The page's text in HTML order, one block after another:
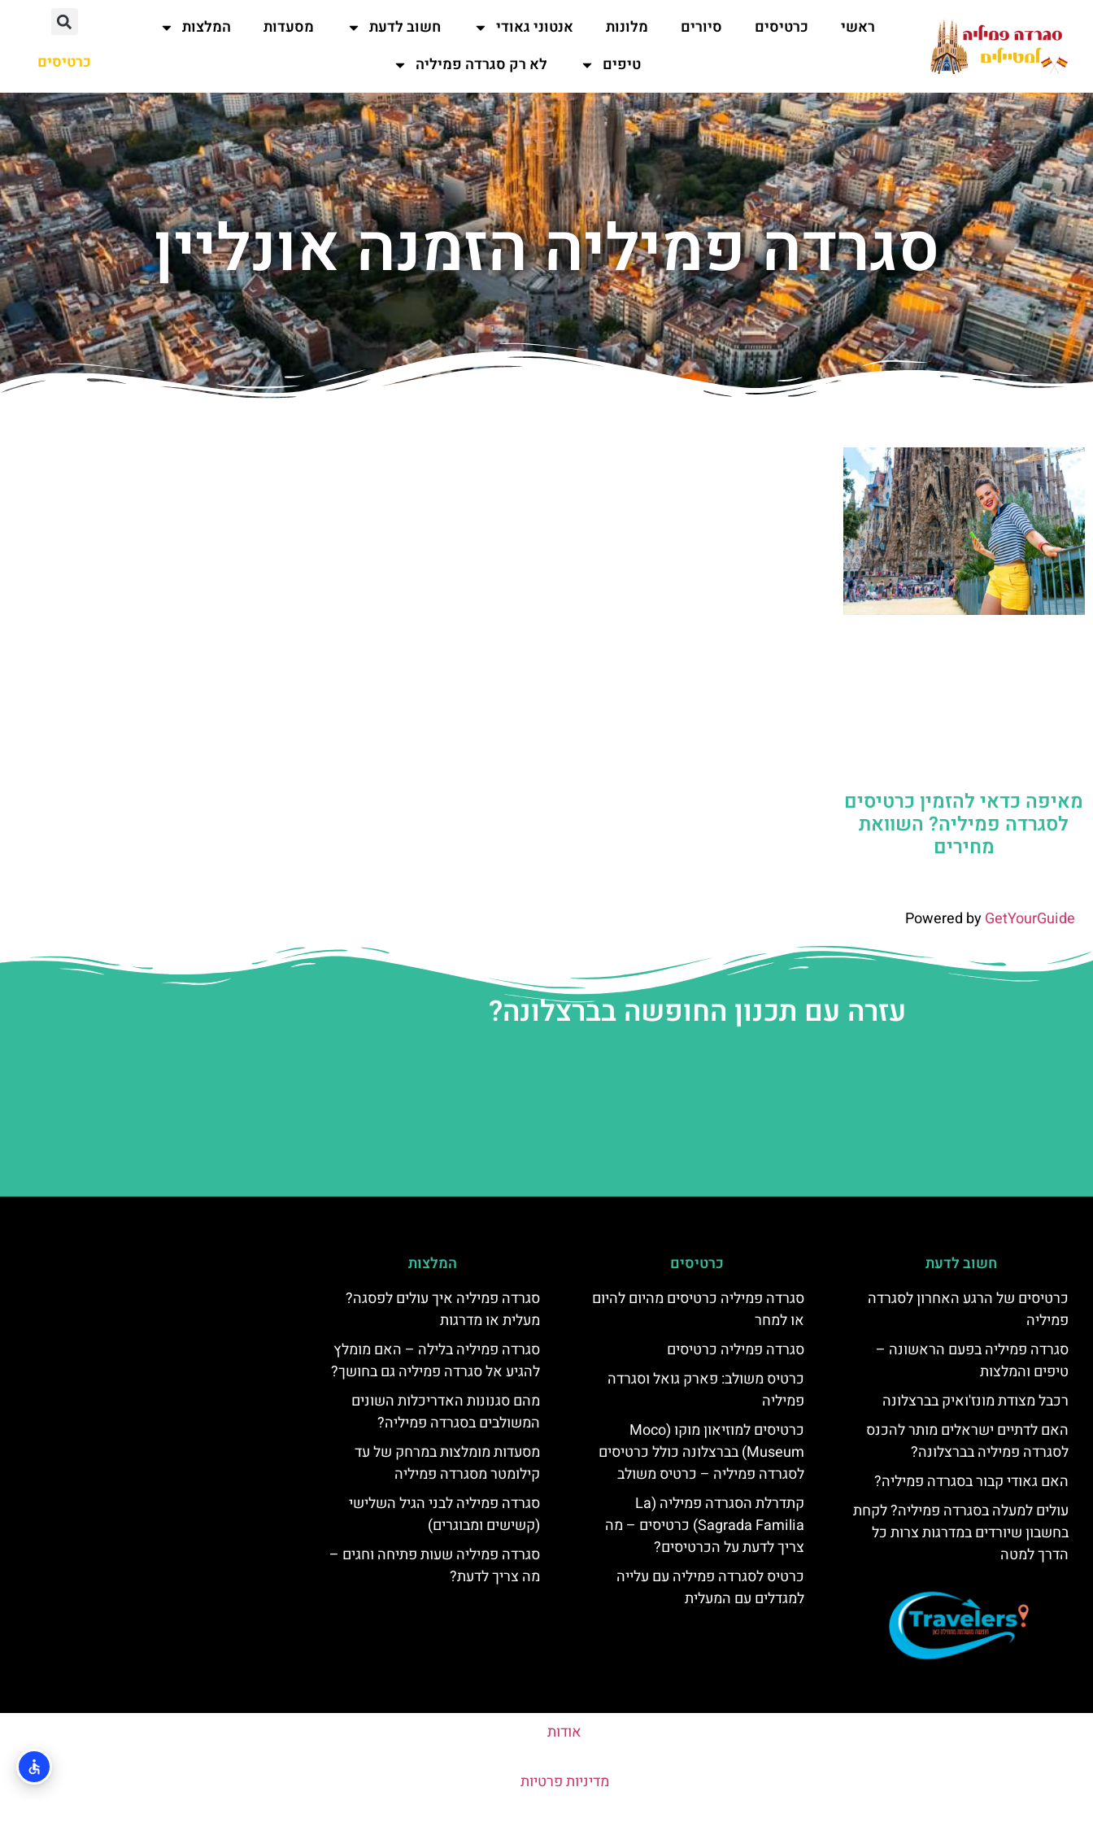
ראשי כרטיסים סיורים מלונות אנטוני גאודי חשוב לדעת מסעדות
המלצות
טיפים
לא רק סגרדה פמיליה כרטיסים
סגרדה פמיליה הזמנה אונליין
מאיפה כדאי להזמין כרטיסים
לסגרדה פמיליה? השוואת
מחירים
Powered byGetYourGuide
עזרה עם תכנון החופשה בברצלונה?
חשוב לדעת
כרטיסים של הרגע האחרון לסגרדה
פמיליה
סגרדה פמיליה בפעם הראשונה –
טיפים והמלצות
רכבל מצודת מונז'ואיק בברצלונה
האם לדתיים ישראלים מותר להכנס
לסגרדה פמיליה בברצלונה?
האם גאודי קבור בסגרדה פמיליה?
עולים למעלה בסגרדה פמיליה? לקחת
בחשבון שיורדים במדרגות צרות כל
הדרך למטה
כרטיסים
סגרדה פמיליה כרטיסים מהיום להיום
או למחר
סגרדה פמיליה כרטיסים
כרטיס משולב: פארק גואל וסגרדה
פמיליה
כרטיסים למוזיאון מוקו (Moco
Museum) בברצלונה כולל כרטיסים
לסגרדה פמיליה – כרטיס משולב
קתדרלת הסגרדה פמיליה (La
Sagrada Familia) כרטיסים – מה
צריך לדעת על הכרטיסים?
כרטיס לסגרדה פמיליה עם עלייה
למגדלים עם המעלית
המלצות
סגרדה פמיליה איך עולים לפסגה?
מעלית או מדרגות
סגרדה פמיליה בלילה – האם מומלץ
להגיע אל סגרדה פמיליה גם בחושך?
מהם סגנונות האדריכלות השונים
המשולבים בסגרדה פמיליה?
מסעדות מומלצות במרחק של עד
קילומטר מסגרדה פמיליה
סגרדה פמיליה לבני הגיל השלישי
(קשישים ומבוגרים)
סגרדה פמיליה שעות פתיחה וחגים –
מה צריך לדעת?
אודות
מדיניות פרטיות